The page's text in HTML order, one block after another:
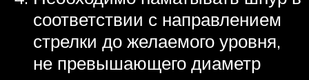
соответствии с направлением
стрелки до желаемого уровня,
не превышающего диаметр